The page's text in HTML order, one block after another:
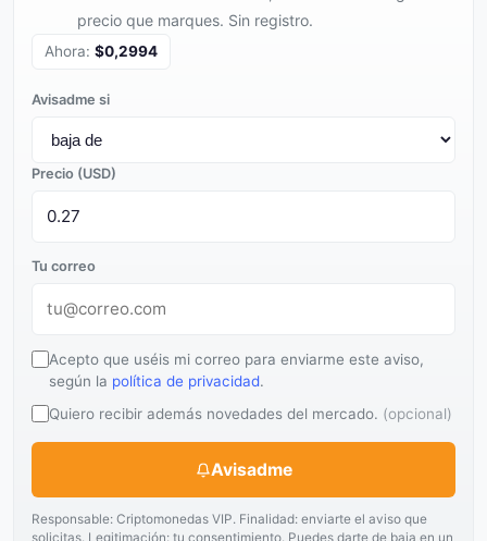
precio que marques. Sin registro.
Ahora: $0,2994
Avisadme si
Precio (USD)
Tu correo
Acepto que uséis mi correo para enviarme este aviso,
según la política de privacidad.
Quiero recibir además novedades del mercado. (opcional)
Avisadme
Responsable: Criptomonedas VIP. Finalidad: enviarte el aviso que
solicitas. Legitimación: tu consentimiento. Puedes darte de baja en un